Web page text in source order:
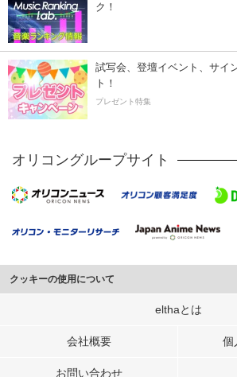
ク！
試写会、登壇イベント、サイ
ト！
プレゼント特集
オリコングループサイト
クッキーの使用について
このサイトでは Cookie を使用して、ユーザーに合
行っています。
メディアや広告配信、データ解析の各パートナーに
elthaとは
会社概要 個
お問い合わせ